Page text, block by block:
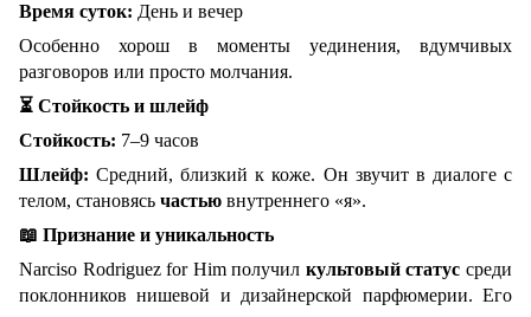
Время суток: День и вечер
Особенно хорош в моменты уединения, вдумчивых
разговоров или просто молчания.
⏳ Стойкость и шлейф
Стойкость: 7–9 часов
Шлейф: Средний, близкий к коже. Он звучит в диалоге с
телом, становясь частью внутреннего «я».
📖 Признание и уникальность
Narciso Rodriguez for Him получил культовый статус среди
поклонников нишевой и дизайнерской парфюмерии. Его